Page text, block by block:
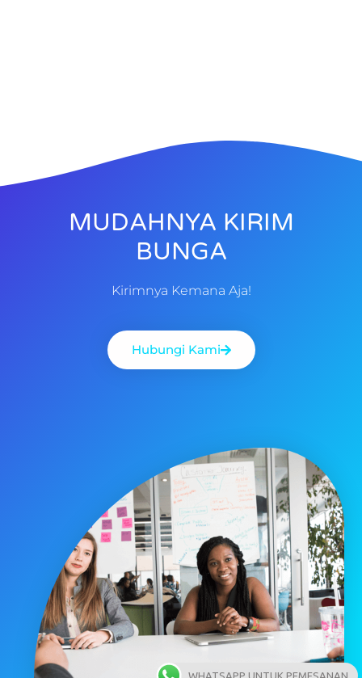
MUDAHNYA KIRIM
BUNGA
Kirimnya Kemana Aja!
Hubungi Kami
WHATSAPP UNTUK PEMESANAN